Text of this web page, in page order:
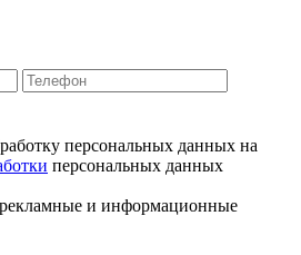
персональных данных на
персональных данных
рекламные и информационные